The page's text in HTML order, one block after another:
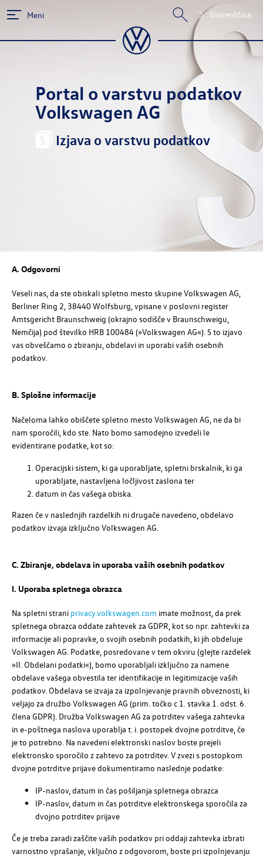
Meni Slovenščina
Portal o varstvu podatkov
Volkswagen AG
Izjava o varstvu podatkov
A. Odgovorni
Veseli nas, da ste obiskali spletno mesto skupineVolkswagen AG,
Berliner Ring 2, 38440 Wolfsburg, vpisane v poslovni register
Amtsgericht Braunschweig (okrajno sodišče v Braunschweigu,
Nemčija) pod številko HRB 100484(»Volkswagen AG«). S to izjavo
vas obveščamo o zbiranju, obdelavi in uporabi vaših osebnih
podatkov.
B. Splošne informacije
Načeloma lahko obiščete spletno mesto Volkswagen AG , ne da bi
nam sporočili, kdo ste. Nato bomo samodejno izvedeli le
evidentirane podatke, kot so:
Operacijski sistem, ki ga uporabljate, spletni brskalnik, ki ga
uporabljate, nastavljena ločljivost zaslona ter
datum in čas vašega obiska.
Razen če v naslednjih razdelkih ni drugače navedeno, obdelavo
podatkov izvaja izključno Volkswagen AG.
C. Zbiranje, obdelava in uporaba vaših osebnih podatkov
I. Uporaba spletnega obrazca
Na spletni strani privacy.volkswagen.com imate možnost, da prek
spletnega obrazca oddate zahtevek za GDPR, kot so npr. zahtevki za
informacije ali popravke, o svojih osebnih podatkih, ki jih obdeluje
Volkswagen AG. Podatke, posredovane v tem okviru (glejte razdelek
»II. Obdelani podatki«), bomo uporabljali izključno za namene
obdelave vašega obvestila ter identifikacije in legitimizacije vaših
podatkov. Obdelava se izvaja za izpolnjevanje pravnih obveznosti, ki
veljajo za družbo Volkswagen AG (prim. točko c 1. stavka 1. odst. 6.
člena GDPR). Družba Volkswagen AG za potrditev vašega zahtevka
in e-poštnega naslova uporablja t. i. postopek dvojne potrditve, če
je to potrebno. Na navedeni elektronski naslov boste prejeli
elektronsko sporočilo z zahtevo za potrditev. V zvezi s postopkom
dvojne potrditve prijave dokumentiramo naslednje podatke:
IP-naslov, datum in čas pošiljanja spletnega obrazca
IP-naslov, datum in čas potrditve elektronskega sporočila za
dvojno potrditev prijave
Če je treba zaradi zaščite vaših podatkov pri oddaji zahtevka izbrati
varnostno vprašanje, vključno z odgovorom, boste pri izpolnjevanju